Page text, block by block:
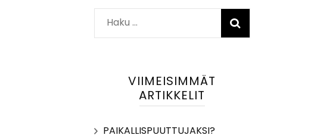
Haku:
VIIMEISIMMÄT
ARTIKKELIT
PAIKALLISPUUTTUJAKSI?